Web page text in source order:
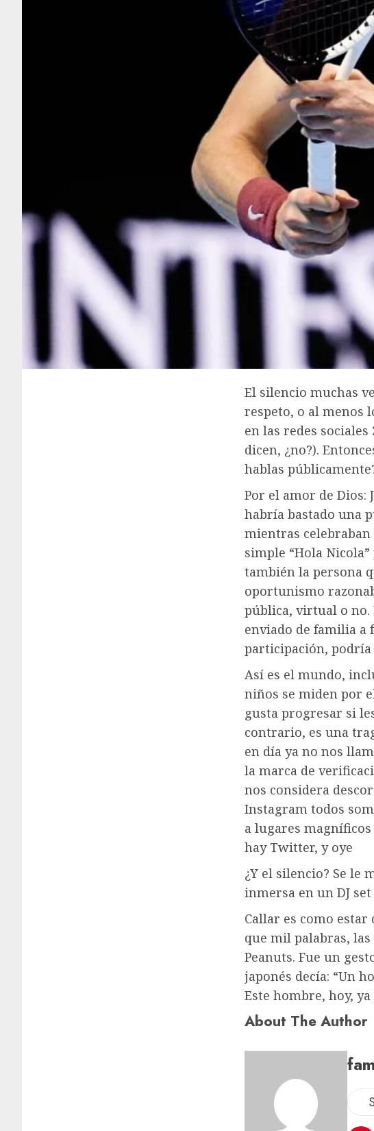
El silencio muchas
respeto, o al menos
en las redes sociales
dicen, ¿no?).
hablas
Por el amor de
habría bastado una
mientras
simple “Hola
también la persona
oportunismo
pública, virtual o
enviado de familia a
participación, podría
Así es el mundo,
niños se miden por
gusta progresar si
contrario, es una
en día ya no nos
la marca de
nos considera
Instagram todos
a lugares
hay Twitter, y oye
¿Y el silencio? Se le
inmersa en un DJ
Callar es como
que mil palabras,
Peanuts. Fue un
japonés decía: “Un
Este hombre, hoy,
About The Author